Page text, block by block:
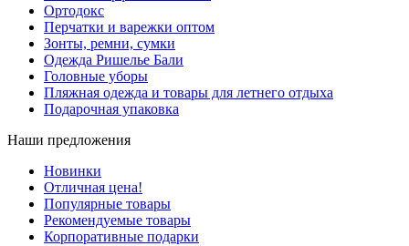
Ортодокс
Перчатки и варежки оптом
Зонты, ремни, сумки
Одежда Ришелье Бали
Головные уборы
Пляжная одежда и товары для летнего отдыха
Подарочная упаковка
Наши предложения
Новинки
Отличная цена!
Популярные товары
Рекомендуемые товары
Корпоративные подарки